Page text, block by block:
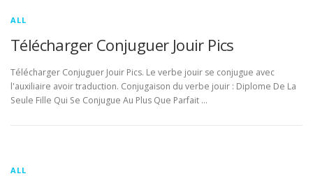
ALL
Télécharger Conjuguer Jouir Pics
Télécharger Conjuguer Jouir Pics. Le verbe jouir se conjugue avec
l'auxiliaire avoir traduction. Conjugaison du verbe jouir : Diplome De La
Seule Fille Qui Se Conjugue Au Plus Que Parfait …
ALL